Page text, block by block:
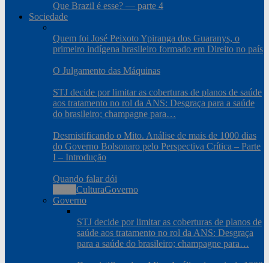
Que Brazil é esse? — parte 4
Sociedade
Quem foi José Peixoto Ypiranga dos Guaranys, o
primeiro indígena brasileiro formado em Direito no país
O Julgamento das Máquinas
STJ decide por limitar as coberturas de planos de saúde
aos tratamento no rol da ANS: Desgraça para a saúde
do brasileiro; champagne para…
Desmistificando o Mito. Análise de mais de 1000 dias
do Governo Bolsonaro pelo Perspectiva Crítica – Parte
I – Introdução
Quando falar dói
CulturaGoverno
Governo
STJ decide por limitar as coberturas de planos de
saúde aos tratamento no rol da ANS: Desgraça
para a saúde do brasileiro; champagne para…